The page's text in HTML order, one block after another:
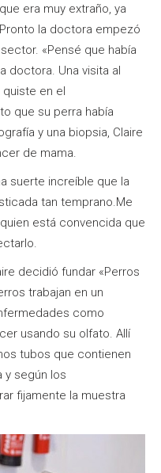
era muy extraño, ya
la doctora empezó
«Pensé que había
doctora. Una visita al
en el
que su perra había
y una biopsia, Claire
de mama.
suerte increíble que la
tan temprano.Me
está convencida que
decidió fundar «Perros
trabajan en un
como
usando su olfato. Allí
tubos que contienen
y según los
fijamente la muestra